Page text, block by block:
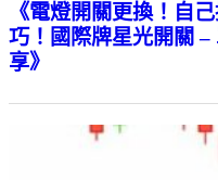
《電燈開關更換！自
巧！國際牌星光開關
享》